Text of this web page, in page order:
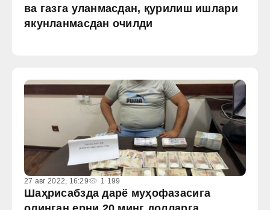
ва газга уланмасдан, қурилиш ишлари
якунланмасдан очилди
27 авг 2022, 16:29 1 199
Шаҳрисабзда дарё муҳофазасига